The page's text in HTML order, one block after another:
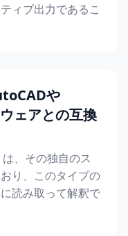
ィブ出力であるこ
や
ェアとの互換
は、その独自のス
り、このタイプの
読み取って解釈で